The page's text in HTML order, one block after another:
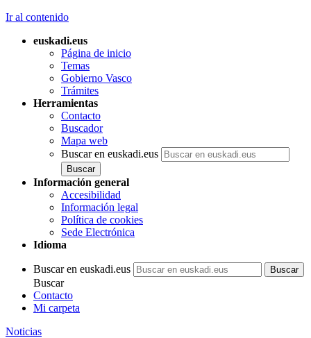
Ir al contenido
euskadi.eus
Página de inicio
Temas
Gobierno Vasco
Trámites
Herramientas
Contacto
Buscador
Mapa web
Buscar en euskadi.eus
Información general
Accesibilidad
Información legal
Política de cookies
Sede Electrónica
Idioma
Buscar en euskadi.eus
Buscar
Contacto
Mi carpeta
Noticias